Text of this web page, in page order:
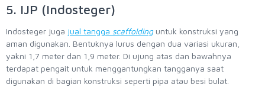
5. IJP (Indosteger)
Indosteger juga jual tangga scaffolding untuk konstruksi yang
aman digunakan. Bentuknya lurus dengan dua variasi ukuran,
yakni 1,7 meter dan 1,9 meter. Di ujung atas dan bawahnya
terdapat pengait untuk menggantungkan tangganya saat
digunakan di bagian konstruksi seperti pipa atau besi bulat.